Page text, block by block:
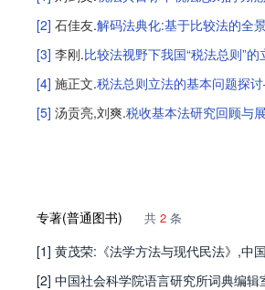
[2] 石佳友.解码法典化:基于比较法的全
[3] 李刚.比较法视野下我国“税法总则”
[4] 施正文.税法总则立法的基本问题探
[5] 汤贡亮,刘爽.税收基本法研究回顾与
专著(普通图书) 共 2 条
[1] 黄茂荣:《法学方法与现代民法》,中
[2] 中国社会科学院语言研究所词典编